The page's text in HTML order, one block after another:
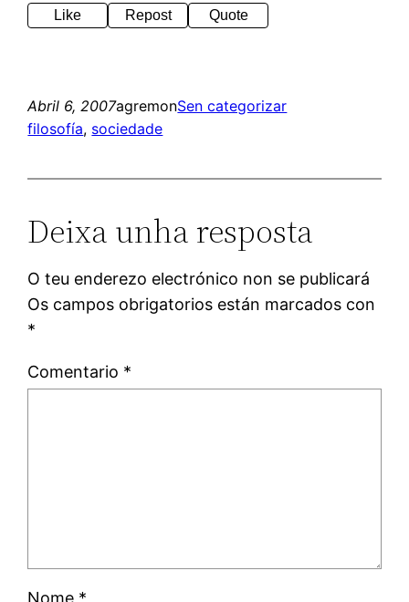
Like Repost Quote
Abril 6, 2007agremonSen categorizar
filosofía, sociedade
Deixa unha resposta
O teu enderezo electrónico non se publicará
Os campos obrigatorios están marcados con
*
Comentario *
Nome *